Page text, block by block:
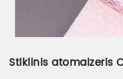
Stiklinis atomaizeris